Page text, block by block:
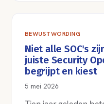
BEWUSTWORDING
Niet alle SOC's
juiste Security
begrijpt en kiest
5 mei 2026